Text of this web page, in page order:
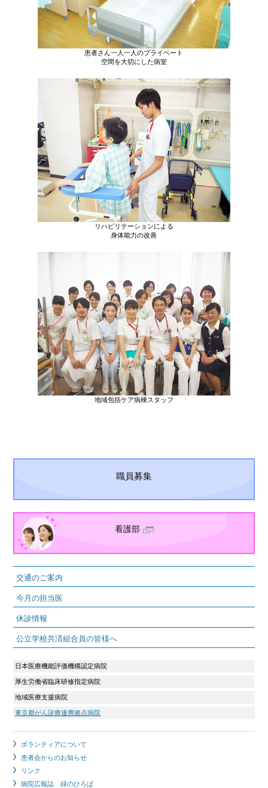
患者さん一人一人のプライベート
空間を大切にした病室
リハビリテーションによる
身体能力の改善
地域包括ケア病棟スタッフ
職員募集
看護部
交通のご案内
今月の担当医
休診情報
公立学校共済組合員の皆様へ
日本医療機能評価機構認定病院
厚生労働省臨床研修指定病院
地域医療支援病院
東京都がん診療連携拠点病院
ボランティアについて
患者会からのお知らせ
リンク
病院広報誌 緑のひろば